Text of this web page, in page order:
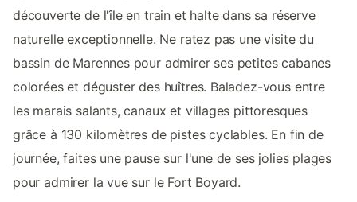
découverte de l'île en train et halte dans sa réserve
naturelle exceptionnelle. Ne ratez pas une visite du
bassin de Marennes pour admirer ses petites cabanes
colorées et déguster des huîtres. Baladez-vous entre
les marais salants, canaux et villages pittoresques
grâce à 130 kilomètres de pistes cyclables. En fin de
journée, faites une pause sur l'une de ses jolies plages
pour admirer la vue sur le Fort Boyard.